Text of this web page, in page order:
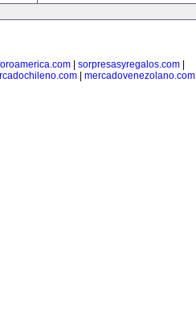
| sorpresasyregalos.com|
mercadovenezolano.com